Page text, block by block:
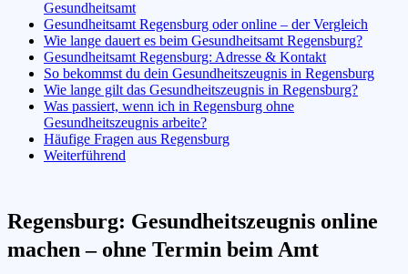
Gesundheitsamt
Gesundheitsamt Regensburg oder online – der Vergleich
Wie lange dauert es beim Gesundheitsamt Regensburg?
Gesundheitsamt Regensburg: Adresse & Kontakt
So bekommst du dein Gesundheitszeugnis in Regensburg
Wie lange gilt das Gesundheitszeugnis in Regensburg?
Was passiert, wenn ich in Regensburg ohne
Gesundheitszeugnis arbeite?
Häufige Fragen aus Regensburg
Weiterführend
Regensburg: Gesundheitszeugnis online
machen – ohne Termin beim Amt